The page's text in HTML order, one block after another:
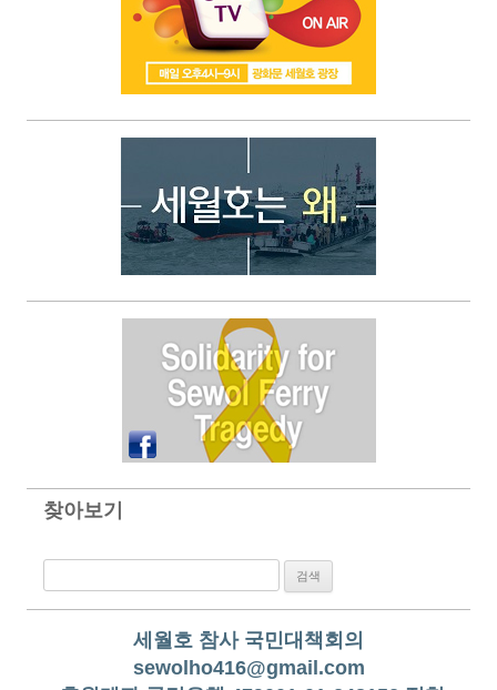
찾아보기
세월호 참사 국민대책회의
sewolho416@gmail.com